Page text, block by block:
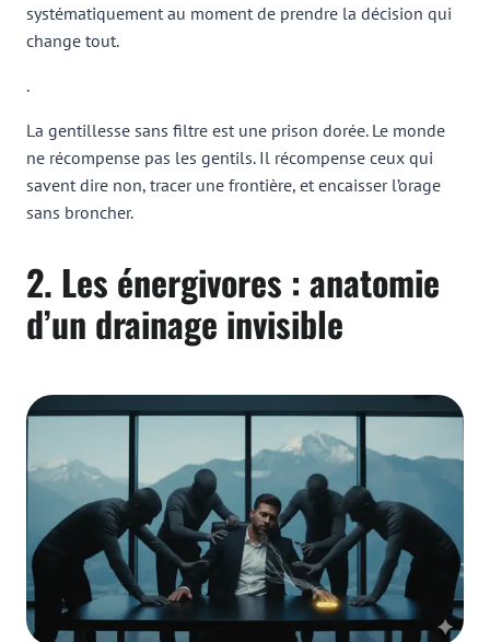
systématiquement au moment de prendre la décision qui
change tout.
.
La gentillesse sans filtre est une prison dorée. Le monde
ne récompense pas les gentils. Il récompense ceux qui
savent dire non, tracer une frontière, et encaisser l’orage
sans broncher.
2. Les énergivores : anatomie
d’un drainage invisible